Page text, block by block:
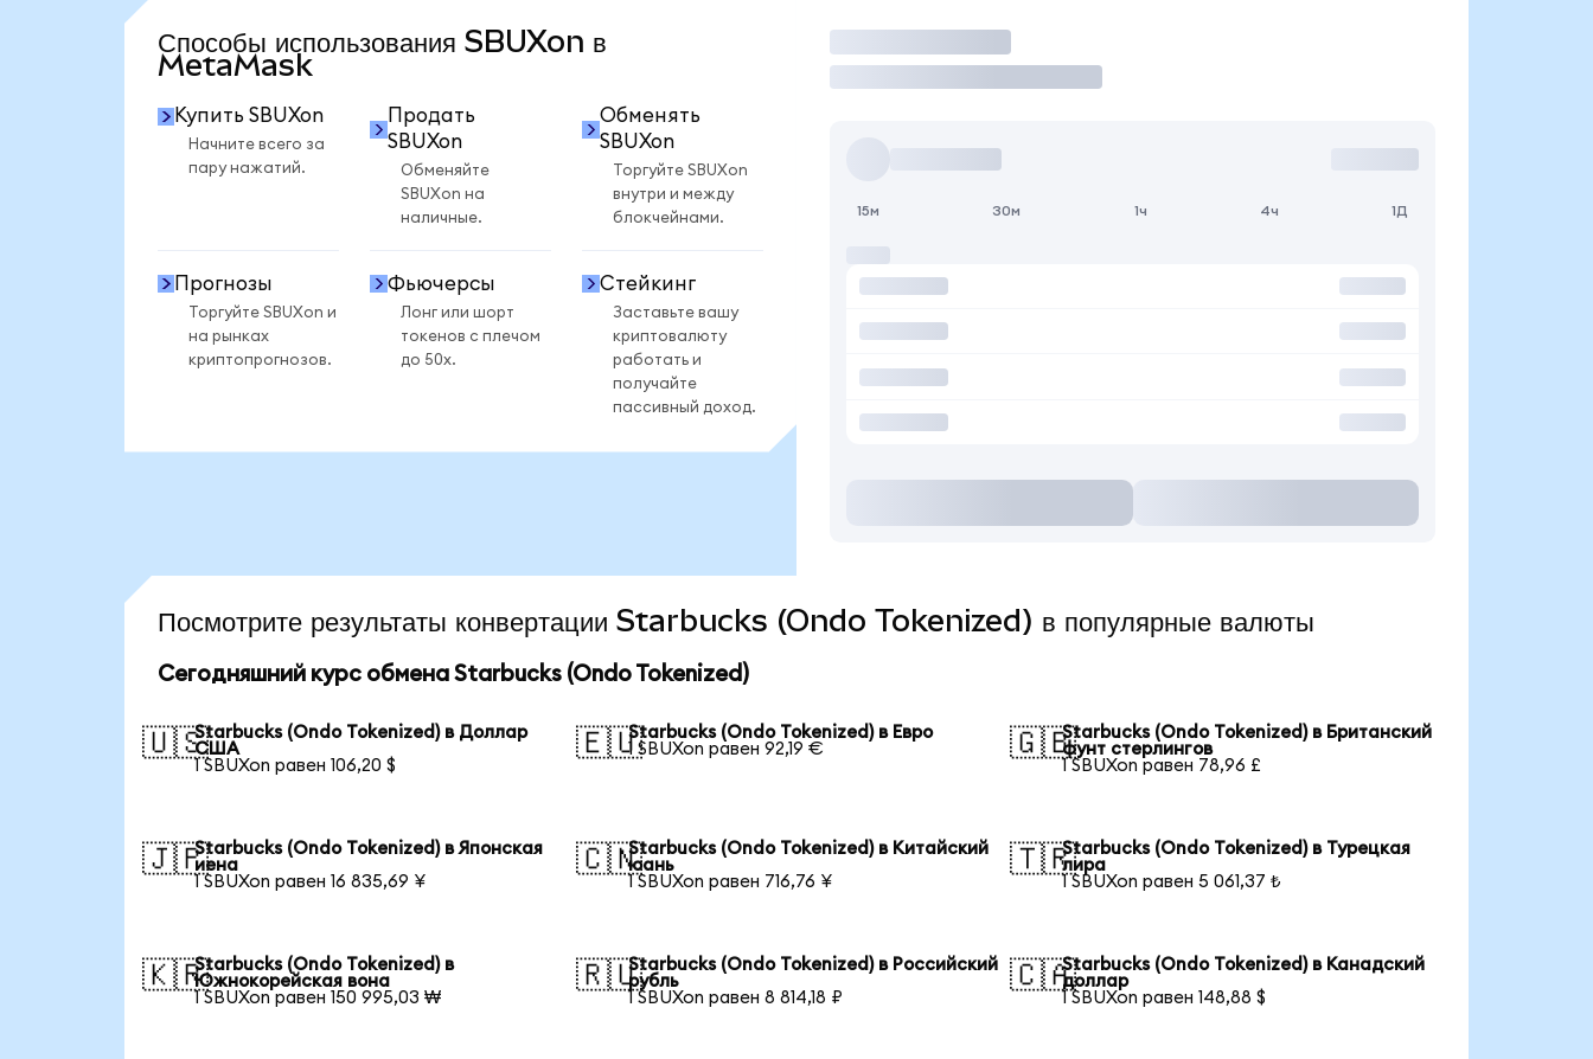
Способы использования SBUXon в
MetaMask
Купить SBUXon
Начните всего за
пару нажатий.
Продать
SBUXon
Обменяйте
SBUXon на
наличные.
Обменять
SBUXon
Торгуйте SBUXon
внутри и между
блокчейнами.
Прогнозы
Торгуйте SBUXon и
на рынках
криптопрогнозов.
Фьючерсы
Лонг или шорт
токенов с плечом
до 50x.
Стейкинг
Заставьте вашу
криптовалюту
работать и
получайте
пассивный доход.
Торговать
15м 30м 1ч 4ч 1Д
Посмотрите результаты конвертации Starbucks (Ondo Tokenized) в популярные валюты
Сегодняшний курс обмена Starbucks (Ondo Tokenized)
🇺🇸Starbucks (Ondo Tokenized) в Доллар
США
1 SBUXon равен 106,20 $
🇪🇺Starbucks (Ondo Tokenized) в Евро
1 SBUXon равен 92,19 €
🇬🇧Starbucks (Ondo Tokenized) в Британский
фунт стерлингов
1 SBUXon равен 78,96 £
🇯🇵Starbucks (Ondo Tokenized) в Японская
иена
1 SBUXon равен 16 835,69 ¥
🇨🇳Starbucks (Ondo Tokenized) в Китайский
юань
1 SBUXon равен 716,76 ¥
🇹🇷Starbucks (Ondo Tokenized) в Турецкая
лира
1 SBUXon равен 5 061,37 ₺
🇰🇷Starbucks (Ondo Tokenized) в
Южнокорейская вона
1 SBUXon равен 150 995,03 ₩
🇷🇺Starbucks (Ondo Tokenized) в Российский
рубль
1 SBUXon равен 8 814,18 ₽
🇨🇦Starbucks (Ondo Tokenized) в Канадский
доллар
1 SBUXon равен 148,88 $